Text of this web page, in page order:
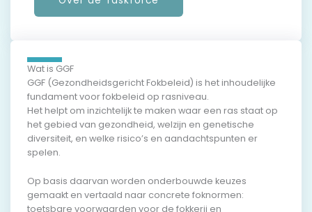
Wat is GGF
GGF (Gezondheidsgericht Fokbeleid) is het inhoudelijke
fundament voor fokbeleid op rasniveau.
Het helpt om inzichtelijk te maken waar een ras staat op
het gebied van gezondheid, welzijn en genetische
diversiteit, en welke risico’s en aandachtspunten er
spelen.
Op basis daarvan worden onderbouwde keuzes
gemaakt en vertaald naar concrete foknormen:
toetsbare voorwaarden voor de fokkerij en